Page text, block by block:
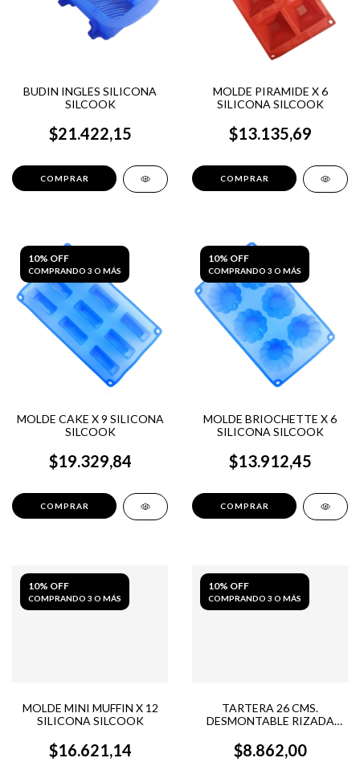
BUDIN INGLES SILICONA
SILCOOK
$21.422,15
MOLDE PIRAMIDE X 6
SILICONA SILCOOK
$13.135,69
10% OFF
COMPRANDO 3 O MÁS
MOLDE CAKE X 9 SILICONA
SILCOOK
$19.329,84
10% OFF
COMPRANDO 3 O MÁS
MOLDE BRIOCHETTE X 6
SILICONA SILCOOK
$13.912,45
10% OFF
COMPRANDO 3 O MÁS
MOLDE MINI MUFFIN X 12
SILICONA SILCOOK
$16.621,14
10% OFF
COMPRANDO 3 O MÁS
TARTERA 26 CMS.
DESMONTABLE RIZADA
$8.862,00